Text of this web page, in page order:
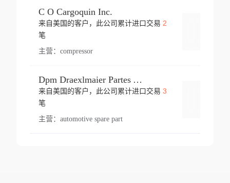
C O Cargoquin Inc.
来自美国的客户，此公司累计进口交易 2
笔
主营： compressor
Dpm Draexlmaier Partes Automotrices Corr Ind Huejotzingo
来自美国的客户，此公司累计进口交易 3
笔
主营： automotive spare part